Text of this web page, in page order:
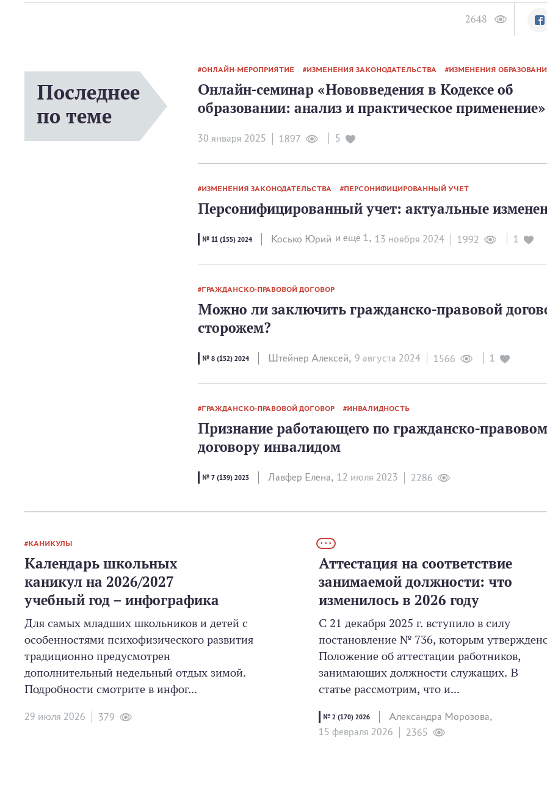
2648
Последнее
по теме
ОНЛАЙН-МЕРОПРИЯТИЕ ИЗМЕНЕНИЯ ЗАКОНОДАТЕЛЬСТВА ИЗМЕНЕНИЯ
Онлайн-семинар «Нововведения в Кодексе об
образовании: анализ и практическое применение»
30 января 2025 1897 5
ИЗМЕНЕНИЯ ЗАКОНОДАТЕЛЬСТВА ПЕРСОНИФИЦИРОВАННЫЙ УЧЕТ
Персонифицированный учет: актуальные
№ 11 (155) 2024 Косько Юрий и еще 1, 13 ноября 2024 1992 1
ГРАЖДАНСКО-ПРАВОВОЙ ДОГОВОР
Можно ли заключить гражданско-правовой
сторожем?
№ 8 (152) 2024 Штейнер Алексей, 9 августа 2024 1566 1
ГРАЖДАНСКО-ПРАВОВОЙ ДОГОВОР ИНВАЛИДНОСТЬ
Признание работающего по гражданско-
договору инвалидом
№ 7 (139) 2023 Лавфер Елена, 12 июля 2023 2286
КАНИКУЛЫ
Календарь школьных
каникул на 2026/2027
учебный год – инфографика
Для самых младших школьников и детей с
особенностями психофизического развития
традиционно предусмотрен
дополнительный недельный отдых зимой.
Подробности смотрите в инфог...
29 июля 2026 379
• • •
Аттестация на соответствие
занимаемой должности: что
изменилось в 2026 году
С 21 декабря 2025 г. вступило в силу
постановление № 736, которым
Положение об аттестации работников,
занимающих должности служащих. В
статье рассмотрим, что и...
№ 2 (170) 2026
Александра Морозова,
15 февраля 2026
2365